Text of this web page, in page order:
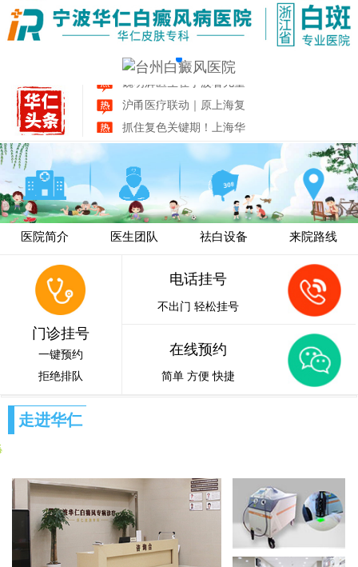
【五一惠诊·相约祛白】｜
魏明辉医生在宁波看儿童
抓住复色关键期！上海华
春季防扩散 | 上海华山杜
宁波白癜风患者福音！上
【春季白斑防治】| 3月7日
医院简介 医生团队 祛白设备 来院路线
门诊挂号
一键预约
拒绝排队
电话挂号
不出门 轻松挂号
在线预约
简单 方便 快捷
走进华仁